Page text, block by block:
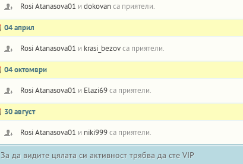
Rosi Atanasova01 и dokovanса приятели.
04 април
Rosi Atanasova01 и krasi_bezovса приятели.
04 октомври
Rosi Atanasova01 и Elazi69са приятели.
30 август
Rosi Atanasova01 и niki999са приятели.
За да видите цялата си активност трябва да сте VIP